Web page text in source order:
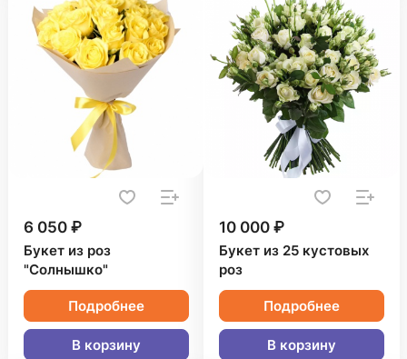
6 050 ₽
Букет из роз
"Солнышко"
Подробнее
В корзину
10 000 ₽
Букет из 25 кустовых
роз
Подробнее
В корзину